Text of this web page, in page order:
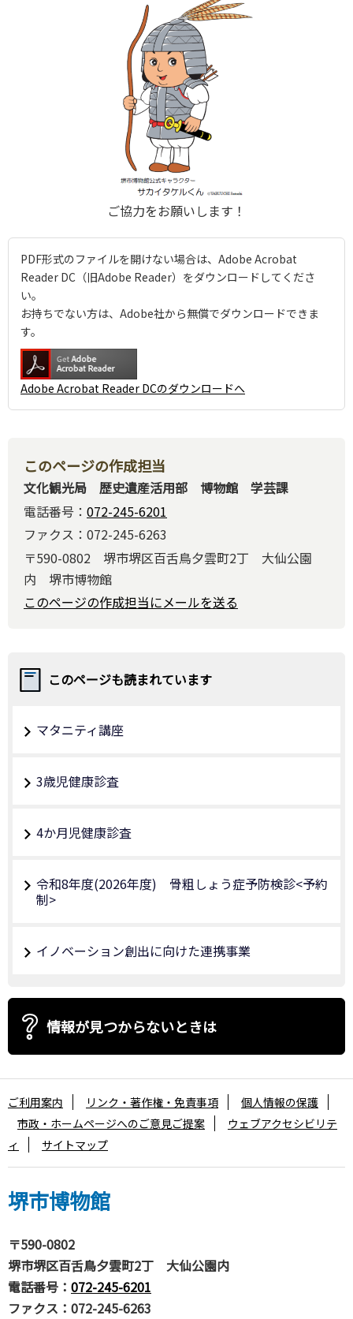
ご協力をお願いします！
PDF形式のファイルを開けない場合は、Adobe Acrobat
Reader DC（旧Adobe Reader）をダウンロードしてくださ
い。
お持ちでない方は、Adobe社から無償でダウンロードできま
す。
Adobe Acrobat Reader DCのダウンロードへ
このページの作成担当
文化観光局 歴史遺産活用部 博物館 学芸課
電話番号： 072-245-6201
ファクス：072-245-6263
〒590-0802 堺市堺区百舌鳥夕雲町2丁 大仙公園
内 堺市博物館
このページの作成担当にメールを送る
このページも読まれています
マタニティ講座
3歳児健康診査
4か月児健康診査
令和8年度(2026年度) 骨粗しょう症予防検診<予約
制>
イノベーション創出に向けた連携事業
情報が見つからないときは
堺市博物館
〒590-0802
堺市堺区百舌鳥夕雲町2丁 大仙公園内
電話番号： 072-245-6201
ファクス：072-245-6263
ご利用案内 リンク・著作権・免責事項
個人情報の保護
市政・ホームページへのご意見ご提案
ウェブアクセシビリテ
ィ
サイトマップ